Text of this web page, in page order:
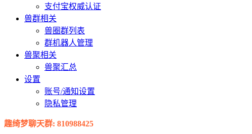
支付宝权威认证
兽群相关
兽圈群列表
群机器人管理
兽聚相关
兽聚汇总
设置
账号/通知设置
隐私管理
趣绮梦聊天群: 810988425